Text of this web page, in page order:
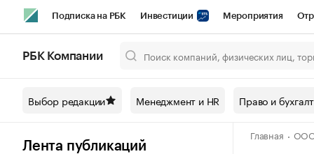
Подписка на РБК Инвестиции Мероприятия
Спецпроекты СПб Конференции СПб Спецпроекты
Технологии и медиа Рынок наличной
РБК Компании
Выбор редакции Менеджмент и HR Право и
Лента публикаций
Главная ООО